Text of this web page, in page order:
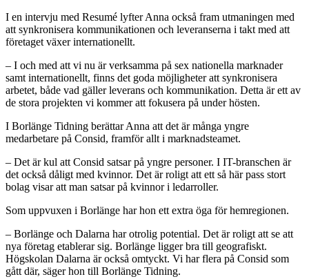
I en intervju med Resumé lyfter Anna också fram utmaningen med
att synkronisera kommunikationen och leveranserna i takt med att
företaget växer internationellt.
– I och med att vi nu är verksamma på sex nationella marknader
samt internationellt, finns det goda möjligheter att synkronisera
arbetet, både vad gäller leverans och kommunikation. Detta är ett av
de stora projekten vi kommer att fokusera på under hösten.
I Borlänge Tidning berättar Anna att det är många yngre
medarbetare på Consid, framför allt i marknadsteamet.
– Det är kul att Consid satsar på yngre personer. I IT-branschen är
det också dåligt med kvinnor. Det är roligt att ett så här pass stort
bolag visar att man satsar på kvinnor i ledarroller.
Som uppvuxen i Borlänge har hon ett extra öga för hemregionen.
– Borlänge och Dalarna har otrolig potential. Det är roligt att se att
nya företag etablerar sig. Borlänge ligger bra till geografiskt.
Högskolan Dalarna är också omtyckt. Vi har flera på Consid som
gått där, säger hon till Borlänge Tidning.